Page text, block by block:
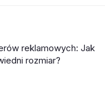
reklamowych: Jak
rozmiar?